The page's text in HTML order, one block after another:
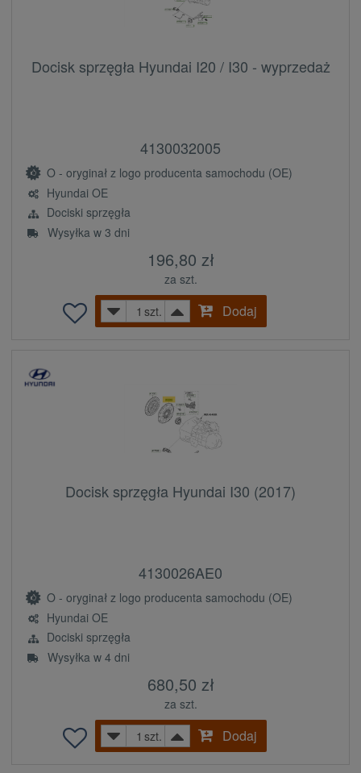
Docisk sprzęgła Hyundai I20 / I30 - wyprzedaż
4130032005
O - oryginał z logo producenta samochodu (OE)
Hyundai OE
Dociski sprzęgła
Wysyłka w 3 dni
196,80 zł
za szt.
szt.
Dodaj
Docisk sprzęgła Hyundai I30 (2017)
4130026AE0
O - oryginał z logo producenta samochodu (OE)
Hyundai OE
Dociski sprzęgła
Wysyłka w 4 dni
680,50 zł
za szt.
szt.
Dodaj